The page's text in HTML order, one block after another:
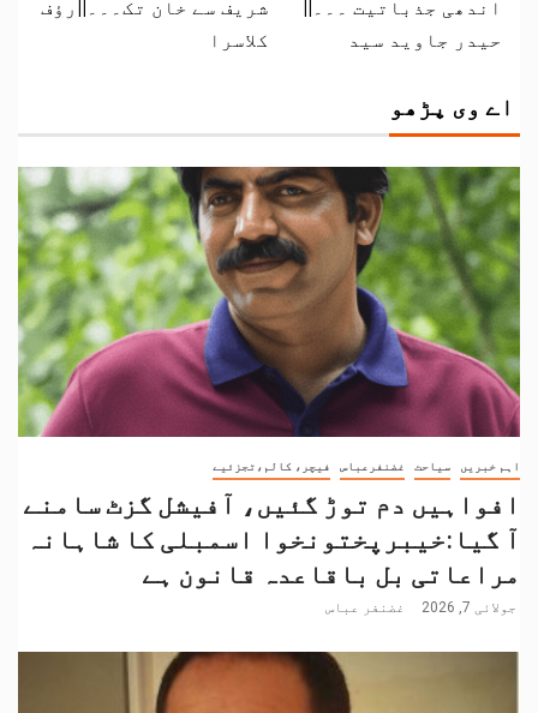
اندھی جذباتیت ۔۔۔||
حیدر جاوید سید
شریف سے خان تک۔۔۔||رؤف
کلاسرا
اے وی پڑھو
اہم خبریں سیاحت غضنفرعباس فیچر، کالم،تجزئیے
افواہیں دم توڑ گئیں، آفیشل گزٹ سامنے
آ گیا:خیبرپختونخوا اسمبلی کا شاہانہ
مراعاتی بل باقاعدہ قانون ہے
جولائی 7, 2026 غضنفر عباس